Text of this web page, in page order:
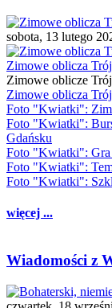
sobota, 13 lutego
Zimowe oblicza
Zimowe oblicze
Zimowe oblicza
Foto "Kwiatki":
Foto "Kwiatki":
Gdańsku
Foto "Kwiatki": Gra
Foto "Kwiatki":
Foto "Kwiatki":
więcej ...
Wiadomości z